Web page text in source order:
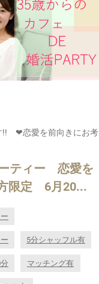
!! ❤恋愛を前向きにお考
ティー 恋愛を
限定 6月20...
5分シャッフル有
マッチング有